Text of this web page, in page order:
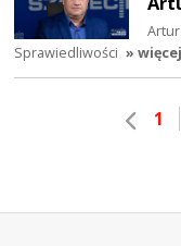
Artur
Sprawiedliwości » więcej
1